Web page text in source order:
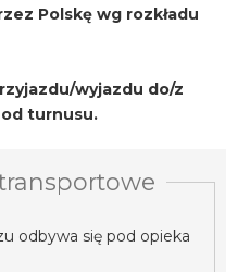
Polskę wg rozkładu
wyjazdu do/z
turnusu.
odbywa się pod opieka